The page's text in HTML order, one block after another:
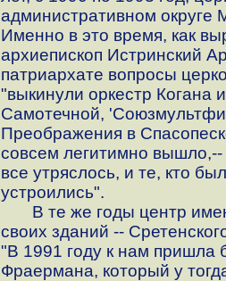
административном округе
Именно в это время, как
архиепископ Истринский
патриархате вопросы
"выкинули оркестр Когана
Самотечной,
Преображения в
совсем легитимно
все утряслось, и те, кто
устроились".
В те же годы центр
своих зданий --
"В 1991 году к нам пришла
Фраермана, который у